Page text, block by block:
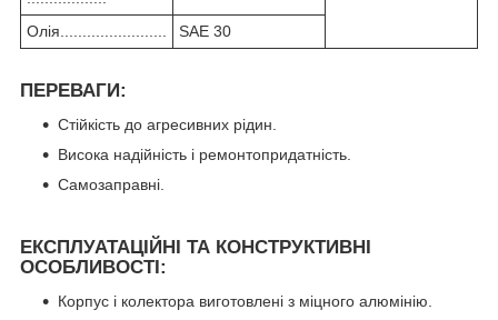
Олія........................ SAE 30
ПЕРЕВАГИ:
Стійкість до агресивних рідин.
Висока надійність і ремонтопридатність.
Самозаправні.
ЕКСПЛУАТАЦІЙНІ ТА КОНСТРУКТИВНІ
ОСОБЛИВОСТІ:
Корпус і колектора виготовлені з міцного алюмінію.